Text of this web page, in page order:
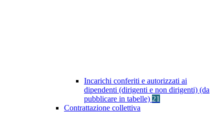
Incarichi conferiti e autorizzati ai
dipendenti (dirigenti e non dirigenti) (da
pubblicare in tabelle) 21
Contrattazione collettiva